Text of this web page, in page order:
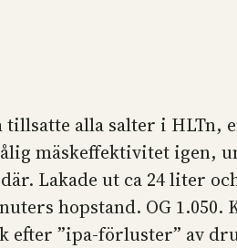
alla salter i HLTn,
mäskeffektivitet igen,
Lakade ut ca 24 liter
hopstand. OG 1.050.
”ipa-förluster” av